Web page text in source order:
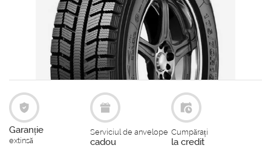
Garanție
extinsă
Serviciul de anvelope
cadou
Cumpărați
la credit